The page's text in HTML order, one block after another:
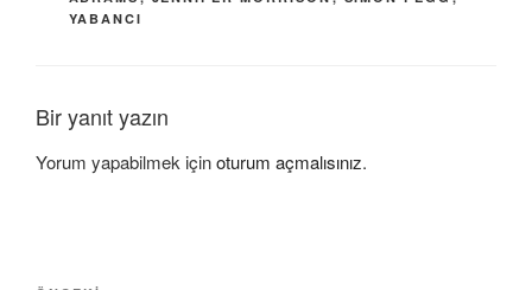
YABANCI
Bir yanıt yazın
Yorum yapabilmek içinoturum açmalısınız.
Yazı